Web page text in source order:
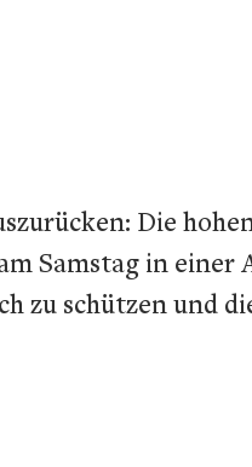
Die
Samstag in einer
zu schützen und